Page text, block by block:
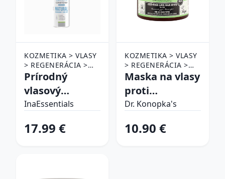
KOZMETIKA > VLASY
> REGENERÁCIA >
MASKY A KÚRY >
HYDRATAČNÉ MASKY
Prírodný
vlasový
kondicionér s
olejom a jedľou
vyživujúca
InaEssentials
17.99 €
KOZMETIKA > VLASY
> REGENERÁCIA >
MASKY A KÚRY >
HYDRATAČNÉ MASKY
Maska na vlasy
proti
vypadávaniu
pre všetky
Dr. Konopka's
10.90 €